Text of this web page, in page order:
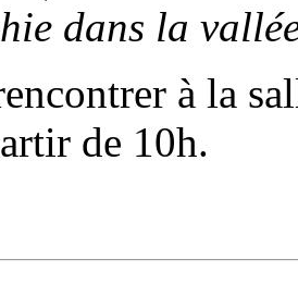
dans la
à la
de 10h.